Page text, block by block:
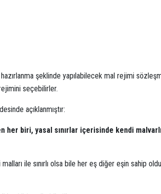
şeklinde yapılabilecek mal rejimi
seçebilirler.
açıklanmıştır:
her biri, yasal sınırlar içerisinde kendi
ile sınırlı olsa bile her eş diğer eşin sahip